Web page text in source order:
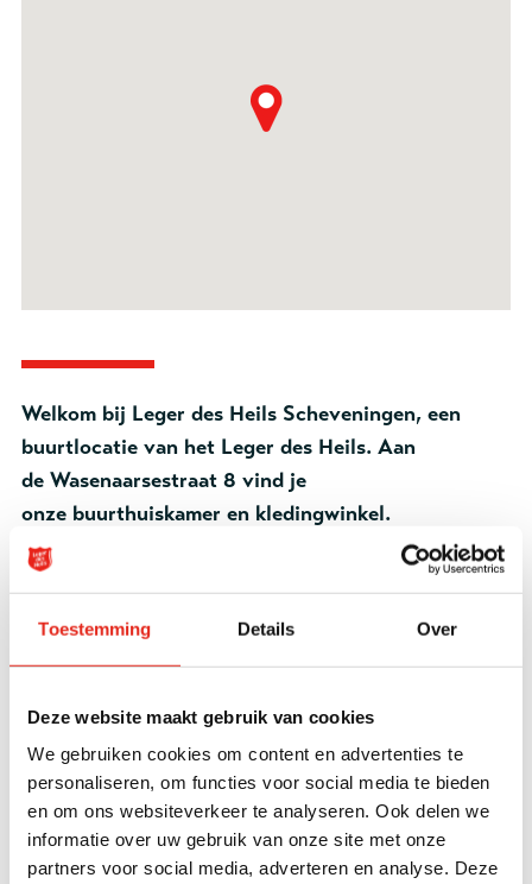
Toestemming Details Over
Deze website maakt gebruik van cookies
We gebruiken cookies om content en advertenties te
personaliseren, om functies voor social media te bieden
en om ons websiteverkeer te analyseren. Ook delen we
informatie over uw gebruik van onze site met onze
partners voor social media, adverteren en analyse. Deze
Welkom bij Leger des Heils Scheveningen, een
buurtlocatie van het Leger des Heils. Aan
de Wasenaarsestraat 8 vind je
onze buurthuiskamer en kledingwinkel.
Meer informatie hierover vind je via de verschillende
onze buurthuiskamer, een plek voor en door de
buurt. Hier ontmoeten buren elkaar, kijken we naar
elkaar om en helpen we elkaar verder. De
buurthuiskamers van het Leger des Heils zijn
plekken waar iedereen welkom is. Je wordt gezien